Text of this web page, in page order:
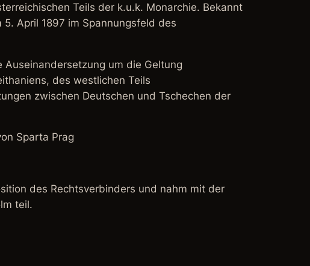
Teils der k.u.k. Monarchie. Bekannt
5. April 1897 im Spannungsfeld des
um die Geltung
des westlichen Teils
zwischen Deutschen und Tschechen der
Sparta Prag
des Rechtsverbinders und nahm mit der
teil.